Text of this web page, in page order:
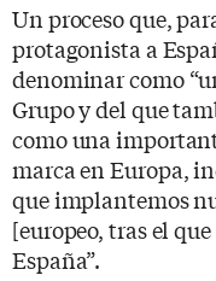
Un proceso que,
protagonista a
denominar como
Grupo y del que
como una
marca en Europa,
que implantemos
[europeo, tras el
España”.